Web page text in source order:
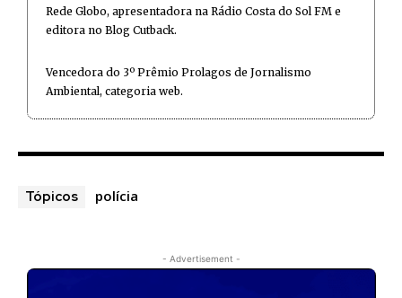
Rede Globo, apresentadora na Rádio Costa do Sol FM e
editora no Blog Cutback.
Vencedora do 3º Prêmio Prolagos de Jornalismo
Ambiental, categoria web.
Tópicos polícia
- Advertisement -